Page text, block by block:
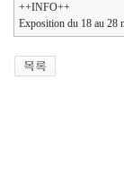
++INFO++
Exposition du 18 au 28